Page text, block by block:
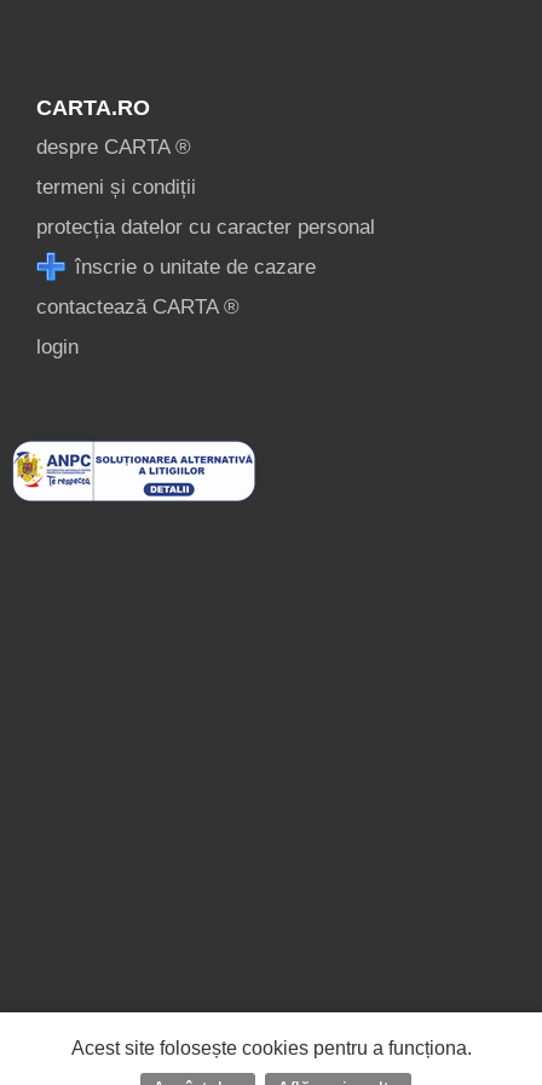
CARTA.RO
despre CARTA ®
termeni și condiții
protecția datelor cu caracter personal
înscrie o unitate de cazare
contactează CARTA ®
login
Acest site folosește cookies pentru a funcționa.